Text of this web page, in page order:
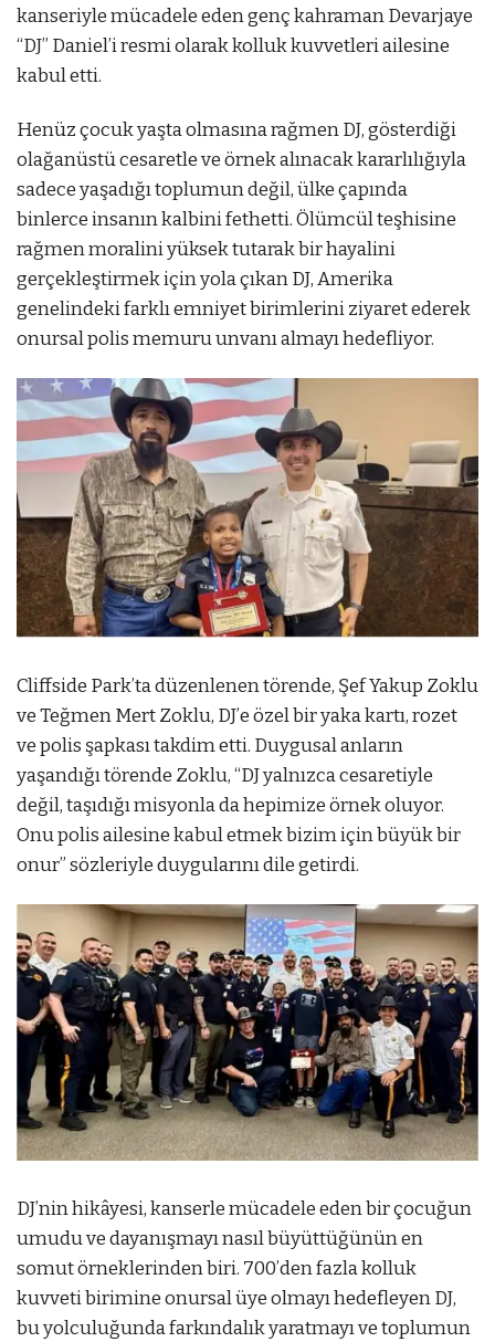
kanseriyle mücadele eden genç kahraman Devarjaye
“DJ” Daniel’i resmi olarak kolluk kuvvetleri ailesine
kabul etti.
Henüz çocuk yaşta olmasına rağmen DJ, gösterdiği
olağanüstü cesaretle ve örnek alınacak kararlılığıyla
sadece yaşadığı toplumun değil, ülke çapında
binlerce insanın kalbini fethetti. Ölümcül teşhisine
rağmen moralini yüksek tutarak bir hayalini
gerçekleştirmek için yola çıkan DJ, Amerika
genelindeki farklı emniyet birimlerini ziyaret ederek
onursal polis memuru unvanı almayı hedefliyor.
Cliffside Park’ta düzenlenen törende, Şef Yakup Zoklu
ve Teğmen Mert Zoklu, DJ’e özel bir yaka kartı, rozet
ve polis şapkası takdim etti. Duygusal anların
yaşandığı törende Zoklu, “DJ yalnızca cesaretiyle
değil, taşıdığı misyonla da hepimize örnek oluyor.
Onu polis ailesine kabul etmek bizim için büyük bir
onur” sözleriyle duygularını dile getirdi.
DJ’nin hikâyesi, kanserle mücadele eden bir çocuğun
umudu ve dayanışmayı nasıl büyüttüğünün en
somut örneklerinden biri. 700’den fazla kolluk
kuvveti birimine onursal üye olmayı hedefleyen DJ,
bu yolculuğunda farkındalık yaratmayı ve toplumun